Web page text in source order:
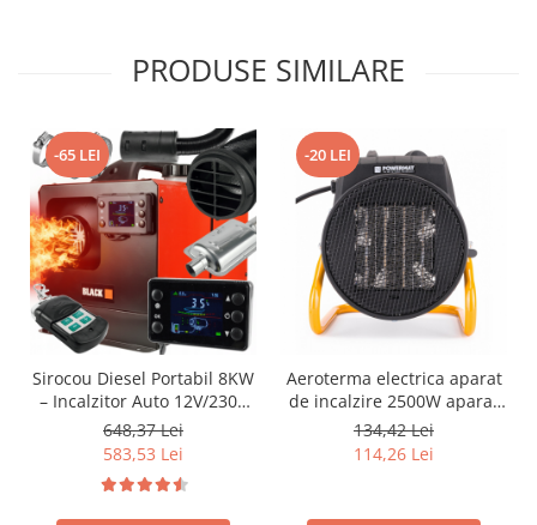
PRODUSE SIMILARE
-65 LEI
Sirocou Diesel Portabil 8KW
– Incalzitor Auto 12V/230V
cu Afisaj Digital
648,37 Lei
583,53 Lei
-20 LEI
Aeroterma electrica aparat
de incalzire 2500W aparat
de incalzire
134,42 Lei
114,26 Lei